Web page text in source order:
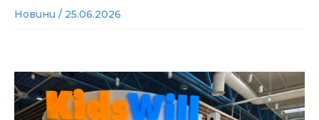
Новини / 25.06.2026